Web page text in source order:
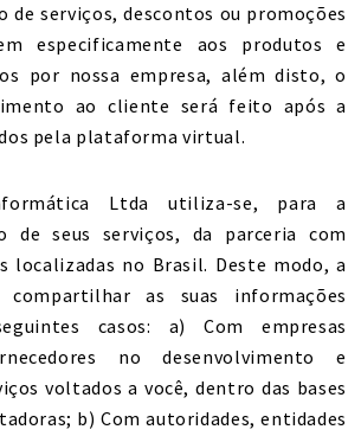
de serviços, descontos ou promoções
especificamente aos produtos e
por nossa empresa, além disto, o
ao cliente será feito após a
pela plataforma virtual.
Ltda utiliza-se, para a
de seus serviços, da parceria com
localizadas no Brasil. Deste modo, a
compartilhar as suas informações
casos: a) Com empresas
no desenvolvimento e
voltados a você, dentro das bases
b) Com autoridades, entidades